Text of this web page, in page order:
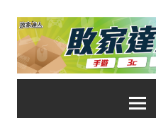
Skip
content